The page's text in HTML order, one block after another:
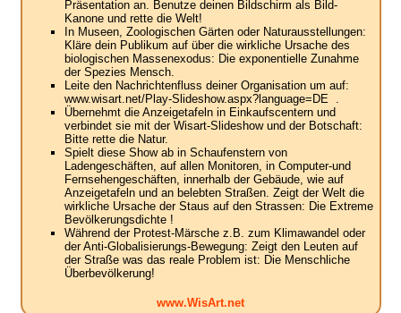
Präsentation an. Benutze deinen Bildschirm als Bild-
Kanone und rette die Welt!
In Museen, Zoologischen Gärten oder Naturausstellungen:
Kläre dein Publikum auf über die wirkliche Ursache des
biologischen Massenexodus: Die exponentielle Zunahme
der Spezies Mensch.
Leite den Nachrichtenfluss deiner Organisation um auf:
www.wisart.net/Play-Slideshow.aspx?language=DE .
Übernehmt die Anzeigetafeln in Einkaufscentern und
verbindet sie mit der Wisart-Slideshow und der Botschaft:
Bitte rette die Natur.
Spielt diese Show ab in Schaufenstern von
Ladengeschäften, auf allen Monitoren, in Computer-und
Fernsehengeschäften, innerhalb der Gebäude, wie auf
Anzeigetafeln und an belebten Straßen. Zeigt der Welt die
wirkliche Ursache der Staus auf den Strassen: Die Extreme
Bevölkerungsdichte !
Während der Protest-Märsche z.B. zum Klimawandel oder
der Anti-Globalisierungs-Bewegung: Zeigt den Leuten auf
der Straße was das reale Problem ist: Die Menschliche
Überbevölkerung!
www.WisArt.net